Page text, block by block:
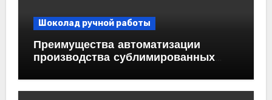
Шоколад ручной работы
Преимущества автоматизации
производства сублимированных